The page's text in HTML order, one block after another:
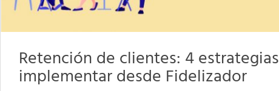
Retención de clientes: 4
implementar desde Fidelizador